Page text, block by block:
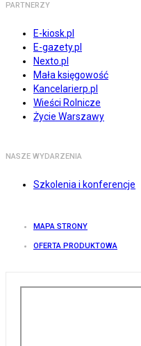
PARTNERZY
E-kiosk.pl
E-gazety.pl
Nexto.pl
Mała księgowość
Kancelarierp.pl
Wieści Rolnicze
Życie Warszawy
NASZE WYDARZENIA
Szkolenia i konferencje
MAPA STRONY
OFERTA PRODUKTOWA